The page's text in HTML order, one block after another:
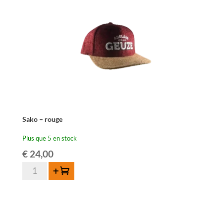
Sako – rouge
Plus que 5 en stock
€24,00
quantité
Ajouter au panier